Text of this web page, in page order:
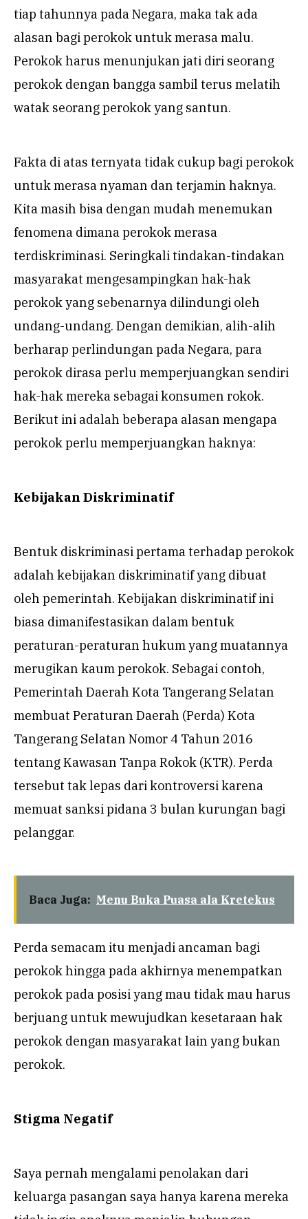
tiap tahunnya pada Negara, maka tak ada
alasan bagi perokok untuk merasa malu.
Perokok harus menunjukan jati diri seorang
perokok dengan bangga sambil terus melatih
watak seorang perokok yang santun.
Fakta di atas ternyata tidak cukup bagi perokok
untuk merasa nyaman dan terjamin haknya.
Kita masih bisa dengan mudah menemukan
fenomena dimana perokok merasa
terdiskriminasi. Seringkali tindakan-tindakan
masyarakat mengesampingkan hak-hak
perokok yang sebenarnya dilindungi oleh
undang-undang. Dengan demikian, alih-alih
berharap perlindungan pada Negara, para
perokok dirasa perlu memperjuangkan sendiri
hak-hak mereka sebagai konsumen rokok.
Berikut ini adalah beberapa alasan mengapa
perokok perlu memperjuangkan haknya:
Kebijakan Diskriminatif
Bentuk diskriminasi pertama terhadap perokok
adalah kebijakan diskriminatif yang dibuat
oleh pemerintah. Kebijakan diskriminatif ini
biasa dimanifestasikan dalam bentuk
peraturan-peraturan hukum yang muatannya
merugikan kaum perokok. Sebagai contoh,
Pemerintah Daerah Kota Tangerang Selatan
membuat Peraturan Daerah (Perda) Kota
Tangerang Selatan Nomor 4 Tahun 2016
tentang Kawasan Tanpa Rokok (KTR). Perda
tersebut tak lepas dari kontroversi karena
memuat sanksi pidana 3 bulan kurungan bagi
pelanggar.
Baca Juga: Menu Buka Puasa ala Kretekus
Perda semacam itu menjadi ancaman bagi
perokok hingga pada akhirnya menempatkan
perokok pada posisi yang mau tidak mau harus
berjuang untuk mewujudkan kesetaraan hak
perokok dengan masyarakat lain yang bukan
perokok.
Stigma Negatif
Saya pernah mengalami penolakan dari
keluarga pasangan saya hanya karena mereka